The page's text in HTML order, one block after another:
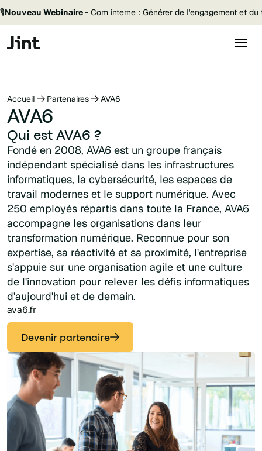
🎙️Nouveau Webinaire - Com interne : Générer de l'engagement et
Accueil Partenaires AVA6
AVA6
Qui est AVA6 ?
Fondé en 2008, AVA6 est un groupe français
indépendant spécialisé dans les infrastructures
informatiques, la cybersécurité, les espaces de
travail modernes et le support numérique. Avec
250 employés répartis dans toute la France, AVA6
accompagne les organisations dans leur
transformation numérique. Reconnue pour son
expertise, sa réactivité et sa proximité, l'entreprise
s'appuie sur une organisation agile et une culture
de l'innovation pour relever les défis informatiques
d'aujourd'hui et de demain.
ava6.fr
Devenir partenaire